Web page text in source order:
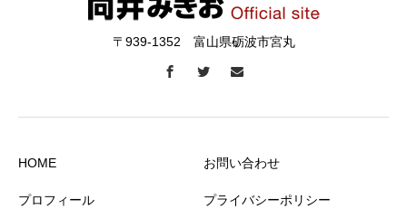
〒939-1352 富山県砺波市宮丸
HOME
プロフィール
お問い合わせ
プライバシーポリシー